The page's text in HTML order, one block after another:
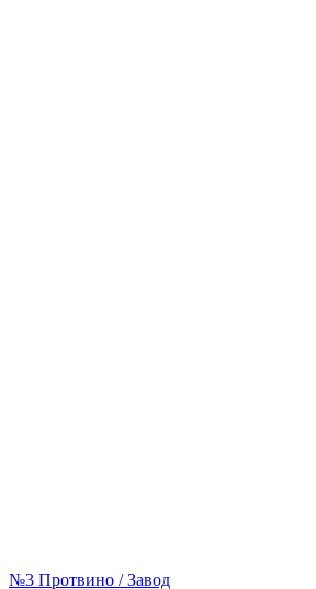
№3 Протвино / Завод